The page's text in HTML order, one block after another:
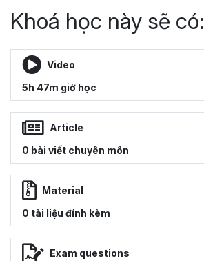
Khoá học này sẽ có:
Video
5h 47m giờ học
Article
0 bài viết chuyên môn
Material
0 tài liệu đính kèm
Exam questions